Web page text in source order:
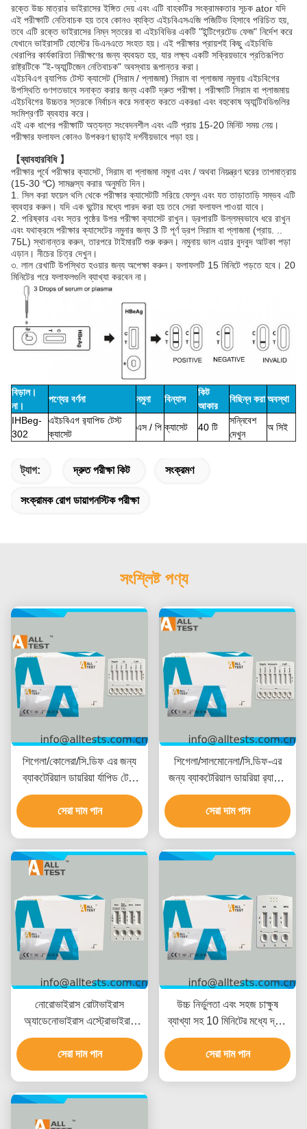
রক্তে উচ্চ মাত্রার ভাইরাসের ইঙ্গিত দেয় এবং এটি বাহকটির সংক্রামকতার সূচক ator যদি
এই পরীক্ষাটি নেতিবাচক হয় তবে কোনও ব্যক্তি এইচবিএসএজি পজিটিভ হিসাবে পরিচিত হয়,
তবে এটি রক্তে ভাইরাসের নিম্ন স্তরের বা এইচবিভির একটি "ইন্টিগ্রেটেড ফেজ" নির্দেশ করে
যেখানে ভাইরাসটি হোস্টের ডিএনএতে সংহত হয়। এই পরীক্ষার প্রায়শই কিছু এইচবিভি
থেরাপির কার্যকারিতা নিরীক্ষণের জন্য ব্যবহৃত হয়, যার লক্ষ্য একটি সক্রিয়ভাবে প্রতিরূপিত
রাষ্ট্রটিকে "ই-অ্যান্টিজেন নেতিবাচক" অবস্থায় রূপান্তর করা।
এইচবিএগ র‌্যাপিড টেস্ট ক্যাসেট (সিরাম / প্লাজমা) সিরাম বা প্লাজমা নমুনায় এইচবিগের
উপস্থিতি গুণগতভাবে সনাক্ত করার জন্য একটি দ্রুত পরীক্ষা। পরীক্ষাটি সিরাম বা প্লাজমায়
এইচবিগের উচ্চতর স্তরকে নির্বাচন করে সনাক্ত করতে একরঙা এবং বহুকোষ অ্যান্টিবডিগুলির
সংমিশ্রণটি ব্যবহার করে।
এই এক ধাপের পরীক্ষাটি অত্যন্ত সংবেদনশীল এবং এটি প্রায় 15-20 মিনিট সময় নেয়।
পরীক্ষার ফলাফল কোনও উপকরণ ছাড়াই দর্শনীয়ভাবে পড়া হয়।
【ব্যাবহারবিধি 】
পরীক্ষার পূর্বে পরীক্ষার ক্যাসেট, সিরাম বা প্লাজমা নমুনা এবং / অথবা নিয়ন্ত্রণ ঘরের তাপমাত্রায়
(15-30 ℃) সামঞ্জস্য করার অনুমতি দিন।
1. সিল করা ফয়েল থলি থেকে পরীক্ষার ক্যাসেটটি সরিয়ে ফেলুন এবং যত তাড়াতাড়ি সম্ভব এটি
ব্যবহার করুন। যদি এক ঘন্টাের মধ্যে পারদ করা হয় তবে সেরা ফলাফল পাওয়া যাবে।
2. পরিষ্কার এবং স্তর পৃষ্ঠের উপর পরীক্ষা ক্যাসেট রাখুন। ড্রপারটি উল্লম্বভাবে ধরে রাখুন
এবং যথাক্রমে পরীক্ষার ক্যাসেটের নমুনার জন্য 3 টি পূর্ণ ড্রপ সিরাম বা প্লাজমা (প্রায়. ..
75L) স্থানান্তর করুন, তারপরে টাইমারটি শুরু করুন। নমুনায় ভাল এয়ার বুদবুদ আটকা পড়া
এড়ান। নীচের চিত্র দেখুন।
৩. লাল রেখাটি উপস্থিত হওয়ার জন্য অপেক্ষা করুন। ফলাফলটি 15 মিনিটে পড়তে হবে। 20
মিনিটের পরে ফলাফলগুলি ব্যাখ্যা করবেন না।
বিড়াল।
না।
পণ্যের বর্ণনা নমুনা বিন্যাস
কিট
আকার
বিছিন্ন করাঅবস্থা
IHBeg-
302
এইচবিএগ র‌্যাপিড টেস্ট
ক্যাসেট
এস / পি ক্যাসেট 40 টি
সন্নিবেশ
দেখুন
অ সিই
ট্যাগ: দ্রুত পরীক্ষা কিট সংক্রমণ
সংক্রামক রোগ ডায়াগনস্টিক পরীক্ষা
সংশ্লিষ্ট পণ্য
শিগেলা/কোলেরা/সি.ডিফ এর জন্য
ব্যাকটেরিয়াল ডায়রিয়া র্যাপিড টেস্ট
10 মিনিটের পাঠের সময় সহ, সিই
সার্টিফাইড এবং উচ্চ নির্ভুলতা
সেরা দাম পান
শিগেলা/সালমোনেলা/সি.ডিফ-এর
জন্য ব্যাকটেরিয়াল ডায়রিয়া র‍্যাপিড
টেস্ট, ১০ মিনিটে দ্রুত ফলাফল, উচ্চ
নির্ভুলতা এবং সহজ ভিজ্যুয়াল
ইন্টারপ্রিটেশন
সেরা দাম পান
নোরোভাইরাস রোটাভাইরাস
অ্যাডেনোভাইরাস এস্ট্রোভাইরাস
এন্টেরোভাইরাস কম্বো সংক্রামক
রোগের জন্য দ্রুত পরীক্ষা 15
মিনিটের মধ্যে দ্রুত ফলাফল সহ উচ্চ
সেরা দাম পান
উচ্চ নির্ভুলতা এবং সহজ চাক্ষুষ
ব্যাখ্যা সহ 10 মিনিটের মধ্যে দ্রুত
ফলাফলের জন্য Entamoeba
Giardia H.pylori কম্বো দ্রুত
পরীক্ষা
সেরা দাম পান